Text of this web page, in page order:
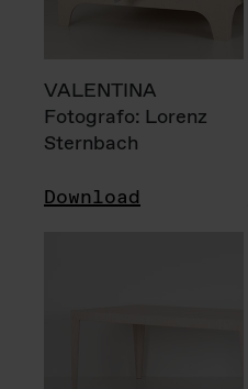
VALENTINA
Fotografo: Lorenz
Sternbach
Download